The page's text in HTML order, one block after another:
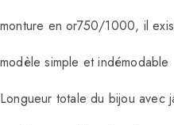
monture en or750/1000, il
modèle simple et indémodable
Longueur totale du bijou avec